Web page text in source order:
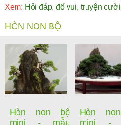
Xem: Hỏi đáp, đố vui, truyện
HÒN NON BỘ
Hòn non bộ
mini - mẫu
Hòn
mini -